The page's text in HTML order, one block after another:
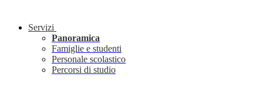
Servizi
Panoramica
Famiglie e studenti
Personale scolastico
Percorsi di studio